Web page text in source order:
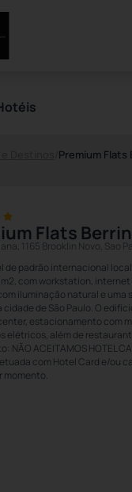
Premium Flats
Flats
1165 Brooklin Novo, Sao
de padrão internacional
m2, com workstation,
iluminação natural e uma
cidade de São Paulo. O
estacionamento com
elétricos, além de
NÃO ACEITAMOS HOTEL
com Hotel Card e/ou
momento.